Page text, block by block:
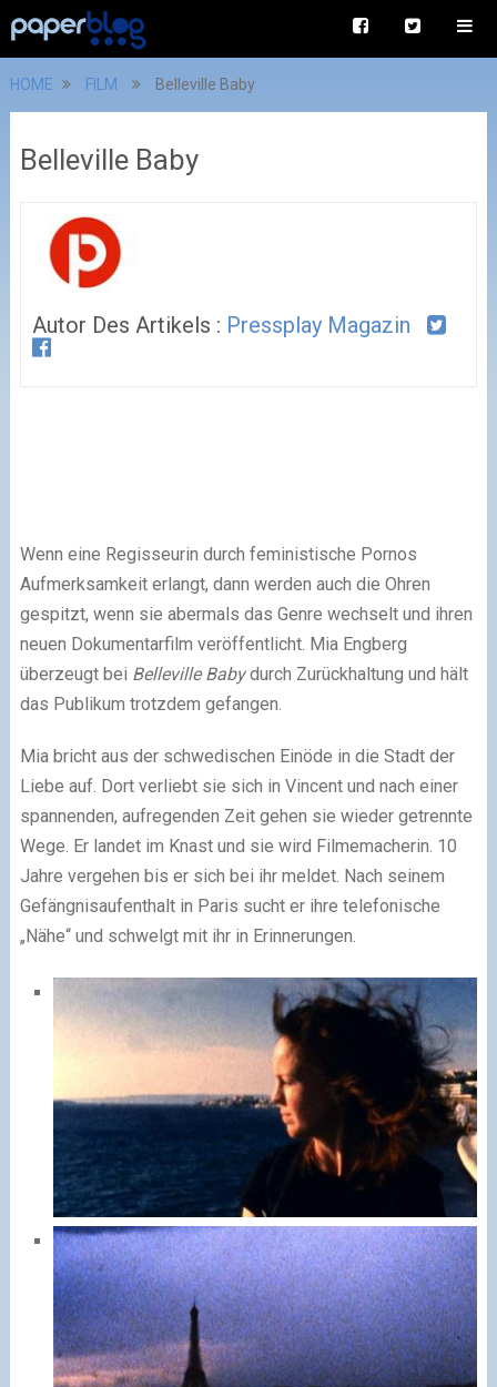
HOME FILM Belleville Baby
Belleville Baby
Autor Des Artikels : Pressplay Magazin
Wenn eine Regisseurin durch feministische Pornos
Aufmerksamkeit erlangt, dann werden auch die Ohren
gespitzt, wenn sie abermals das Genre wechselt und ihren
neuen Dokumentarfilm veröffentlicht. Mia Engberg
überzeugt bei Belleville Babydurch Zurückhaltung und hält
das Publikum trotzdem gefangen.
Mia bricht aus der schwedischen Einöde in die Stadt der
Liebe auf. Dort verliebt sie sich in Vincent und nach einer
spannenden, aufregenden Zeit gehen sie wieder getrennte
Wege. Er landet im Knast und sie wird Filmemacherin. 10
Jahre vergehen bis er sich bei ihr meldet. Nach seinem
Gefängnisaufenthalt in Paris sucht er ihre telefonische
„Nähe“ und schwelgt mit ihr in Erinnerungen.